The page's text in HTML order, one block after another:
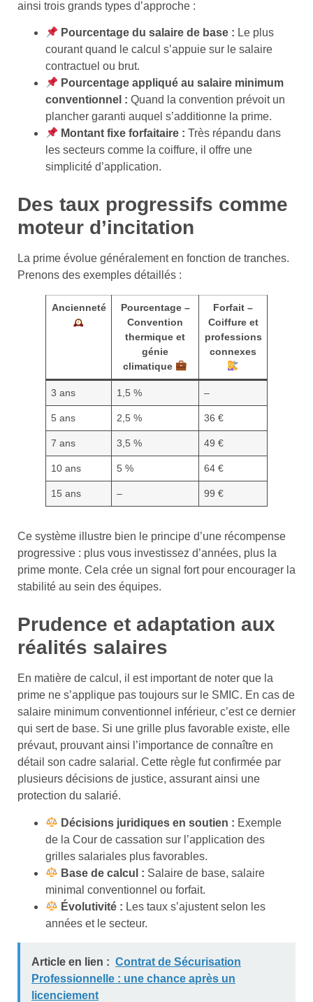
ainsi trois grands types d’approche :
Pourcentage du salaire de base : Le plus
courant quand le calcul s’appuie sur le salaire
contractuel ou brut.
Pourcentage appliqué au salaire minimum
conventionnel : Quand la convention prévoit un
plancher garanti auquel s’additionne la prime.
Montant fixe forfaitaire : Très répandu dans
les secteurs comme la coiffure, il offre une
simplicité d’application.
Des taux progressifs comme
moteur d’incitation
La prime évolue généralement en fonction de tranches.
Prenons des exemples détaillés :
Ancienneté
Pourcentage –
Convention
thermique et
génie
climatique
Forfait –
Coiffure et
professions
connexes
3 ans 1,5 % –
5 ans 2,5 % 36 €
7 ans 3,5 % 49 €
10 ans 5 % 64 €
15 ans – 99 €
Ce système illustre bien le principe d’une récompense
progressive : plus vous investissez d’années, plus la
prime monte. Cela crée un signal fort pour encourager la
stabilité au sein des équipes.
Prudence et adaptation aux
réalités salaires
En matière de calcul, il est important de noter que la
prime ne s’applique pas toujours sur le SMIC. En cas de
salaire minimum conventionnel inférieur, c’est ce dernier
qui sert de base. Si une grille plus favorable existe, elle
prévaut, prouvant ainsi l’importance de connaître en
détail son cadre salarial. Cette règle fut confirmée par
plusieurs décisions de justice, assurant ainsi une
protection du salarié.
Décisions juridiques en soutien : Exemple
de la Cour de cassation sur l’application des
grilles salariales plus favorables.
Base de calcul : Salaire de base, salaire
minimal conventionnel ou forfait.
Évolutivité : Les taux s’ajustent selon les
années et le secteur.
Article en lien : Contrat de Sécurisation
Professionnelle : une chance après un
licenciement